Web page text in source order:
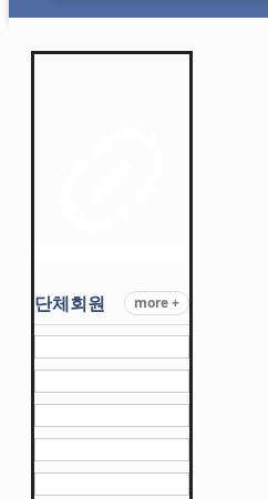
단체회원 more +